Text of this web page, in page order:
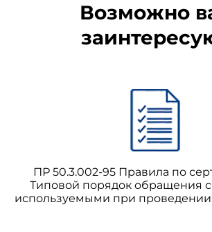
Возможно
ПР 50.3.002-95 Правила по
Типовой порядок обращения
используемыми при проведении